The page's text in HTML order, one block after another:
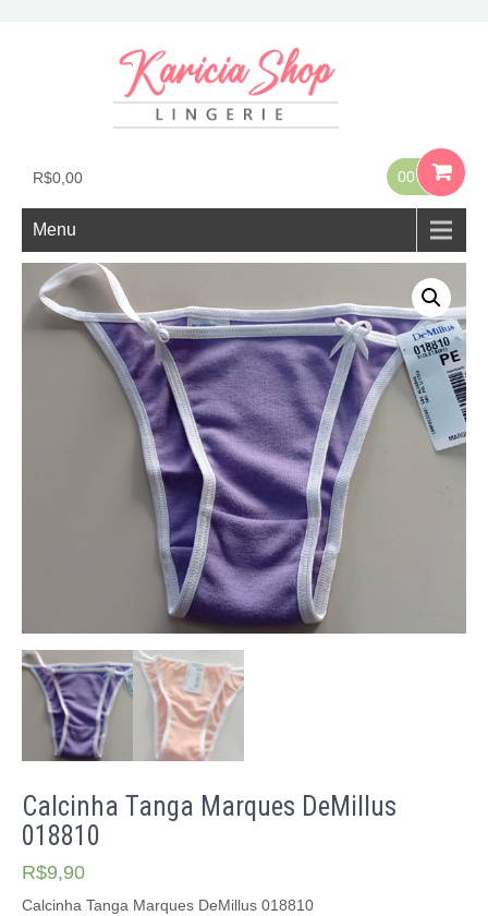
00
R$0,00
Menu
Calcinha Tanga Marques DeMillus
018810
R$9,90
Calcinha Tanga Marques DeMillus 018810